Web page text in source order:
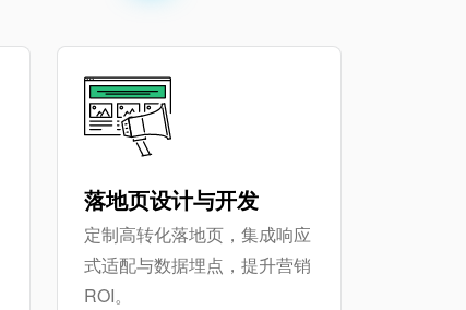
落地页设计与开发
定制高转化落地页，集成响应
式适配与数据埋点，提升营销
ROI。